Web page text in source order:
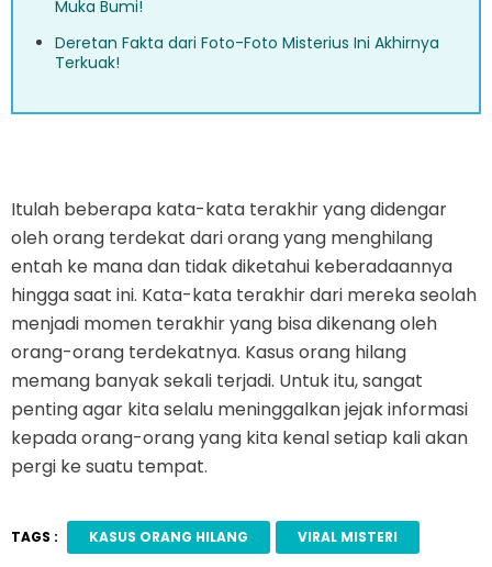
Muka Bumi!
Deretan Fakta dari Foto-Foto Misterius Ini Akhirnya
Terkuak!
Itulah beberapa kata-kata terakhir yang didengar
oleh orang terdekat dari orang yang menghilang
entah ke mana dan tidak diketahui keberadaannya
hingga saat ini. Kata-kata terakhir dari mereka seolah
menjadi momen terakhir yang bisa dikenang oleh
orang-orang terdekatnya. Kasus orang hilang
memang banyak sekali terjadi. Untuk itu, sangat
penting agar kita selalu meninggalkan jejak informasi
kepada orang-orang yang kita kenal setiap kali akan
pergi ke suatu tempat.
TAGS : KASUS ORANG HILANG VIRAL MISTERI